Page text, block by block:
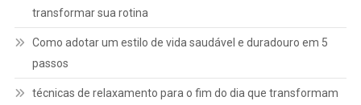
transformar sua rotina
Como adotar um estilo de vida saudável e duradouro em 5
passos
técnicas de relaxamento para o fim do dia que transformam